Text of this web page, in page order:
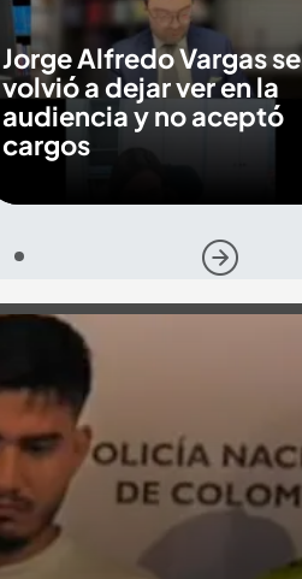
Jorge Alfredo Vargas se
volvió a dejar ver en la
audiencia y no aceptó
cargos
2